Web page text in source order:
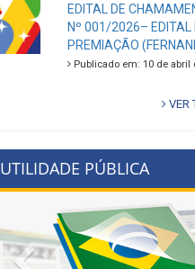
EDITAL DE
Nº 001/2026– EDITAL
PREMIAÇÃO
Publicado em: 10 de abril
VER
UTILIDADE PÚBLICA
Previous